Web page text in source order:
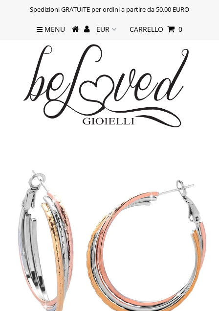
Spedizioni GRATUITE per ordini a partire da 50,00 EURO
MENU CARRELLO 0